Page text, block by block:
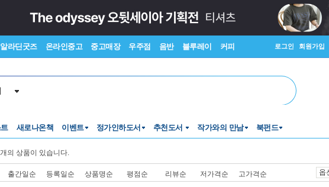
알라딘굿즈 온라인중고 중고매장 우주점 음반 블루레이 커피 로그인 회원가입
새로나온책 이벤트 정가인하도서 추천도서 작가와의 만남 북펀드
개의 상품이 있습니다.
출간일순 등록일순 상품명순 평점순 리뷰순 저가격순 고가격순 옵